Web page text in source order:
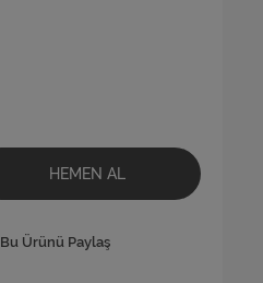
HEMEN AL
Bu Ürünü Paylaş